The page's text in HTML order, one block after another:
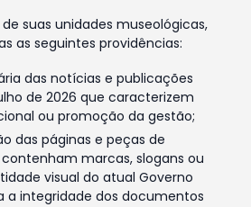
suas unidades museológicas,
as seguintes providências:
das notícias e publicações
de 2026 que caracterizem
ou promoção da gestão;
das páginas e peças de
marcas, slogans ou
visual do atual Governo
a integridade dos documentos